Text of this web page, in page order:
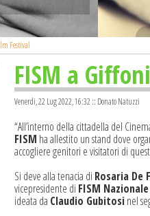
.
Festival
FISM a
Venerdi, 22 Lug 2022, 16:32 :: Donato Natuzzi
“All’interno della cittadella del
FISM ha allestito un stand dove
accogliere genitori e visitatori di
Si deve alla tenacia di Rosaria
vicepresidente di FISM Nazionale
ideata da Claudio Gubitosinel